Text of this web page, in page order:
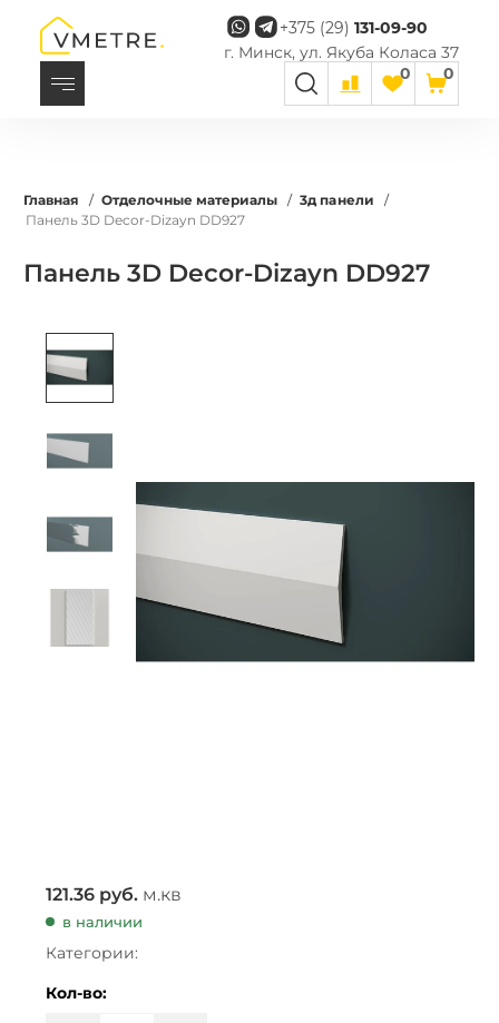
+375 (29) 131-09-90
г. Минск, ул. Якуба Коласа 37
0
0
Главная / Отделочные материалы / 3д панели
/
Панель 3D Decor-Dizayn DD927
Панель 3D Decor-Dizayn DD927
121.36 руб. м.кв
в наличии
Категории:
Кол-во: